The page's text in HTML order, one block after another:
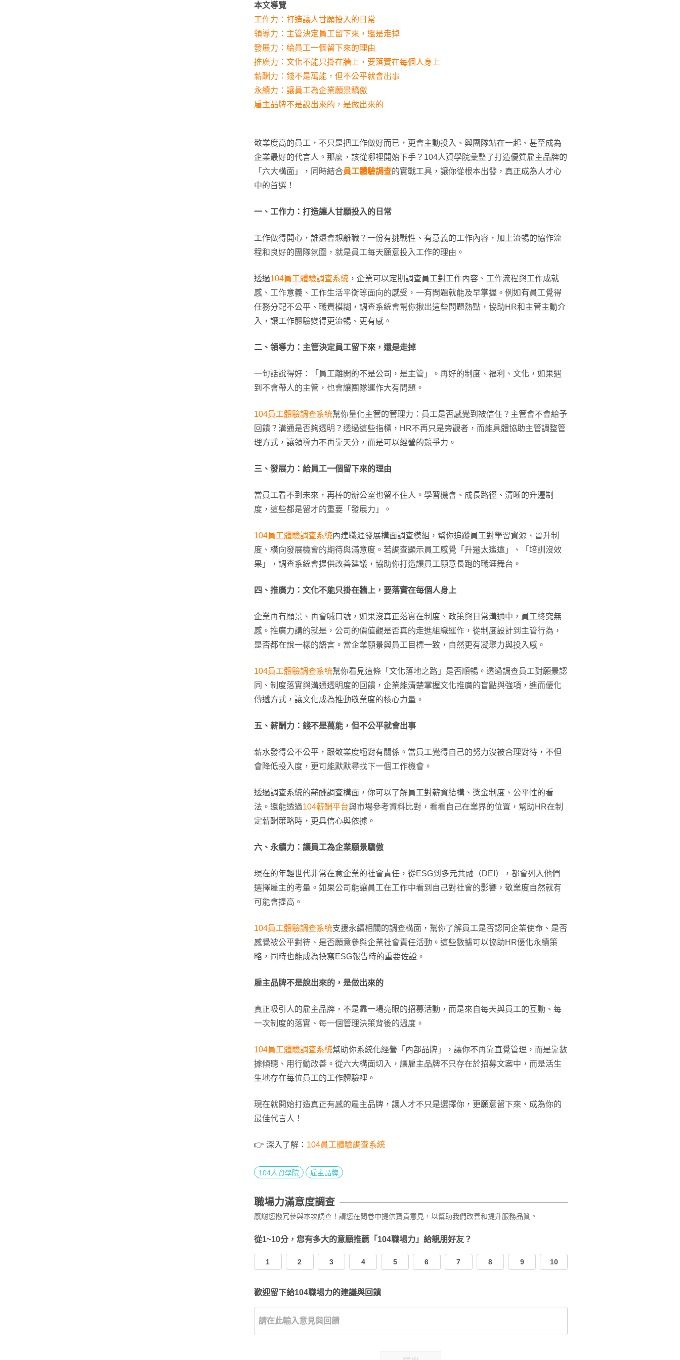
本文導覽
工作力：打造讓人甘願投入的日常
領導力：主管決定員工留下來，還是走掉
發展力：給員工一個留下來的理由
推廣力：文化不能只掛在牆上，要落實在每個人身上
薪酬力：錢不是萬能，但不公平就會出事
永續力：讓員工為企業願景驕傲
雇主品牌不是說出來的，是做出來的
敬業度高的員工，不只是把工作做好而已，更會主動投入、與團隊站在一起、甚至成為
企業最好的代言人。那麼，該從哪裡開始下手？104人資學院彙整了打造優質雇主品牌的
「六大構面」，同時結合員工體驗調查的實戰工具，讓你從根本出發，真正成為人才心
中的首選！
一、工作力：打造讓人甘願投入的日常
工作做得開心，誰還會想離職？一份有挑戰性、有意義的工作內容，加上流暢的協作流
程和良好的團隊氛圍，就是員工每天願意投入工作的理由。
透過104員工體驗調查系統 ，企業可以定期調查員工對工作內容、工作流程與工作成就
感、工作意義、工作生活平衡等面向的感受，一有問題就能及早掌握。例如有員工覺得
任務分配不公平、職責模糊，調查系統會幫你揪出這些問題熱點，協助HR和主管主動介
入，讓工作體驗變得更流暢、更有感。
二、領導力：主管決定員工留下來，還是走掉
一句話說得好：「員工離開的不是公司，是主管」。再好的制度、福利、文化，如果遇
到不會帶人的主管，也會讓團隊運作大有問題。
104員工體驗調查系統幫你量化主管的管理力：員工是否感覺到被信任？主管會不會給予
回饋？溝通是否夠透明？透過這些指標，HR不再只是旁觀者，而能具體協助主管調整管
理方式，讓領導力不再靠天分，而是可以經營的競爭力。
三、發展力：給員工一個留下來的理由
當員工看不到未來，再棒的辦公室也留不住人。學習機會、成長路徑、清晰的升遷制
度，這些都是留才的重要「發展力」。
104員工體驗調查系統內建職涯發展構面調查模組，幫你追蹤員工對學習資源、晉升制
度、橫向發展機會的期待與滿意度。若調查顯示員工感覺「升遷太遙遠」、「培訓沒效
果」，調查系統會提供改善建議，協助你打造讓員工願意長跑的職涯舞台。
四、推廣力：文化不能只掛在牆上，要落實在每個人身上
企業再有願景、再會喊口號，如果沒真正落實在制度、政策與日常溝通中，員工終究無
感。推廣力講的就是，公司的價值觀是否真的走進組織運作，從制度設計到主管行為，
是否都在說一樣的語言。當企業願景與員工目標一致，自然更有凝聚力與投入感。
104員工體驗調查系統幫你看見這條「文化落地之路」是否順暢。透過調查員工對願景認
同、制度落實與溝通透明度的回饋，企業能清楚掌握文化推廣的盲點與強項，進而優化
傳遞方式，讓文化成為推動敬業度的核心力量。
五、薪酬力：錢不是萬能，但不公平就會出事
薪水發得公不公平，跟敬業度絕對有關係。當員工覺得自己的努力沒被合理對待，不但
會降低投入度，更可能默默尋找下一個工作機會。
透過調查系統的薪酬調查構面，你可以了解員工對薪資結構、獎金制度、公平性的看
法。還能透過104薪酬平台與市場參考資料比對，看看自己在業界的位置，幫助HR在制
定薪酬策略時，更具信心與依據。
六、永續力：讓員工為企業願景驕傲
現在的年輕世代非常在意企業的社會責任，從ESG到多元共融（DEI），都會列入他們
選擇雇主的考量。如果公司能讓員工在工作中看到自己對社會的影響，敬業度自然就有
可能會提高。
104員工體驗調查系統支援永續相關的調查構面，幫你了解員工是否認同企業使命、是否
感覺被公平對待、是否願意參與企業社會責任活動。這些數據可以協助HR優化永續策
略，同時也能成為撰寫ESG報告時的重要佐證。
雇主品牌不是說出來的，是做出來的
真正吸引人的雇主品牌，不是靠一場亮眼的招募活動，而是來自每天與員工的互動、每
一次制度的落實、每一個管理決策背後的溫度。
104員工體驗調查系統幫助你系統化經營「內部品牌」，讓你不再靠直覺管理，而是靠數
據傾聽、用行動改善。從六大構面切入，讓雇主品牌不只存在於招募文案中，而是活生
生地存在每位員工的工作體驗裡。
現在就開始打造真正有感的雇主品牌，讓人才不只是選擇你，更願意留下來、成為你的
最佳代言人！
👉 深入了解： 104員工體驗調查系統
104人資學院 雇主品牌
職場力滿意度調查
感謝您撥冗參與本次調查！請您在問卷中提供寶貴意見，以幫助我們改善和提升服務品質。
從1~10分，您有多大的意願推薦「104職場力」給親朋好友？
1 2 3 4 5 6 7 8 9 10
歡迎留下給104職場力的建議與回饋